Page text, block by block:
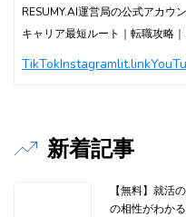
RESUMY.AI運営局の公式アカウン
キャリア最短ルート｜転職攻略
TikTokInstagramlit.link
新着記事
【無料】就活
の相性がわか